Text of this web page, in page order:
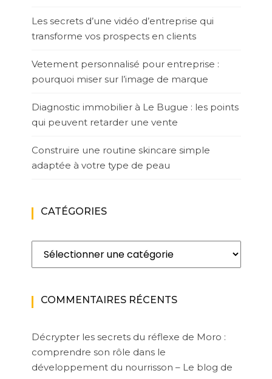
Les secrets d’une vidéo d’entreprise qui
transforme vos prospects en clients
Vetement personnalisé pour entreprise :
pourquoi miser sur l’image de marque
Diagnostic immobilier à Le Bugue : les points
qui peuvent retarder une vente
Construire une routine skincare simple
adaptée à votre type de peau
CATÉGORIES
Catégories
COMMENTAIRES RÉCENTS
Décrypter les secrets du réflexe de Moro :
comprendre son rôle dans le
développement du nourrisson – Le blog de